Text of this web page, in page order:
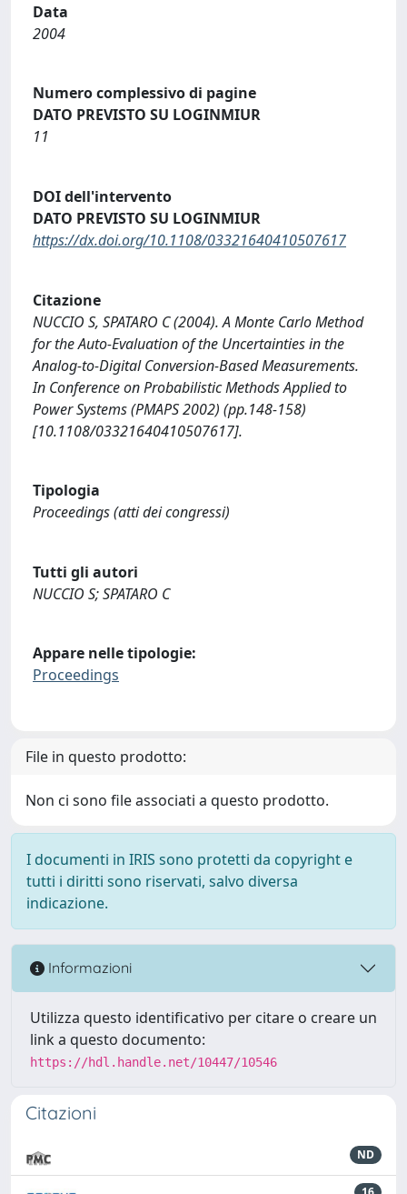
Data
2004
Numero complessivo di pagine
DATO PREVISTO SU LOGINMIUR
11
DOI dell'intervento
DATO PREVISTO SU LOGINMIUR
https://dx.doi.org/10.1108/03321640410507617
Citazione
NUCCIO S, SPATARO C (2004). A Monte Carlo Method
for the Auto-Evaluation of the Uncertainties in the
Analog-to-Digital Conversion-Based Measurements.
In Conference on Probabilistic Methods Applied to
Power Systems (PMAPS 2002) (pp.148-158)
[10.1108/03321640410507617].
Tipologia
Proceedings (atti dei congressi)
Tutti gli autori
NUCCIO S; SPATARO C
Appare nelle tipologie:
Proceedings
File in questo prodotto:
Non ci sono file associati a questo prodotto.
I documenti in IRIS sono protetti da copyright e
tutti i diritti sono riservati, salvo diversa
indicazione.
Informazioni
Utilizza questo identificativo per citare o creare un
link a questo documento:
https://hdl.handle.net/10447/10546
Citazioni
ND